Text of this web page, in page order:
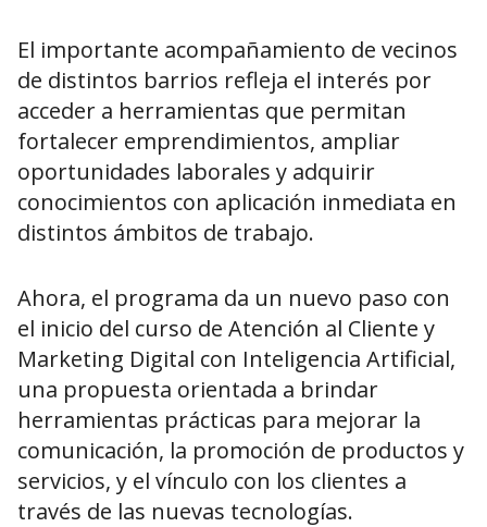
El importante acompañamiento de vecinos
de distintos barrios refleja el interés por
acceder a herramientas que permitan
fortalecer emprendimientos, ampliar
oportunidades laborales y adquirir
conocimientos con aplicación inmediata en
distintos ámbitos de trabajo.
Ahora, el programa da un nuevo paso con
el inicio del curso de Atención al Cliente y
Marketing Digital con Inteligencia Artificial,
una propuesta orientada a brindar
herramientas prácticas para mejorar la
comunicación, la promoción de productos y
servicios, y el vínculo con los clientes a
través de las nuevas tecnologías.